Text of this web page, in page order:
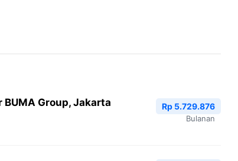
Group, Jakarta
Rp 5.729.876
Bulanan